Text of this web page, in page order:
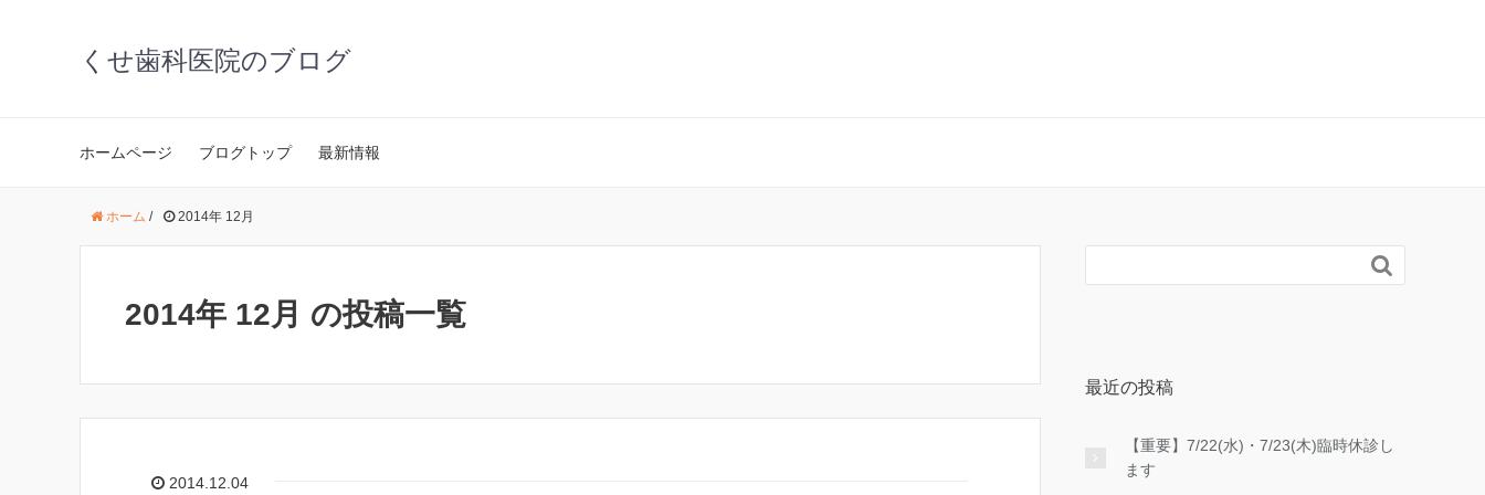
くせ歯科医院のブログ
ホームページ ブログトップ 最新情報
ホーム / 2014年 12月
2014年 12月 の投稿一覧
2014.12.04

最近の投稿
【重要】7/22(水)・7/23(木)臨時休診し
ます